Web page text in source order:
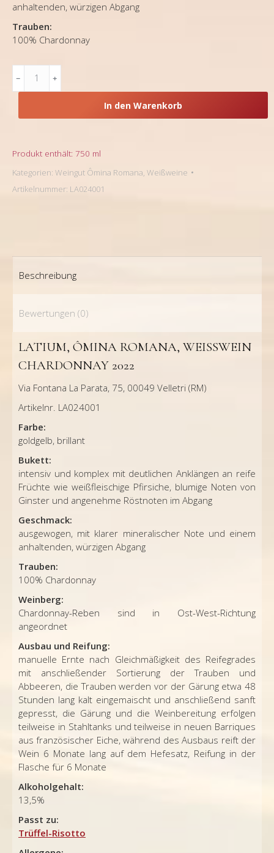
anhaltenden, würzigen Abgang
Trauben:
100% Chardonnay
Ômina
Menge
In den Warenkorb
Produkt enthält: 750 ml
Kategorien: Weingut Ômina Romana, Weißweine
Artikelnummer: LA024001
Beschreibung
Bewertungen (0)
LATIUM, ÔMINA ROMANA, WEISSWEIN C
HARDONNAY 2022
Via Fontana La Parata, 75, 00049 Velletri (RM)
Artikelnr. LA024001
Farbe:
goldgelb, brillant
Bukett:
intensiv und komplex mit deutlichen Anklängen an reife
Früchte wie weißfleischige Pfirsiche, blumige Noten von
Ginster und angenehme Röstnoten im Abgang
Geschmack:
ausgewogen, mit klarer mineralischer Note und einem
anhaltenden, würzigen Abgang
Trauben:
100% Chardonnay
Weinberg:
Chardonnay-Reben sind in Ost-West-Richtung
angeordnet
Ausbau und Reifung:
manuelle Ernte nach Gleichmäßigkeit des Reifegrades
mit anschließender Sortierung der Trauben und
Abbeeren, die Trauben werden vor der Gärung etwa 48
Stunden lang kalt eingemaischt und anschließend sanft
gepresst, die Gärung und die Weinbereitung erfolgen
teilweise in Stahltanks und teilweise in neuen Barriques
aus französischer Eiche, während des Ausbaus reift der
Wein 6 Monate lang auf dem Hefesatz, Reifung in der
Flasche für 6 Monate
Alkoholgehalt:
13,5%
Passt zu:
Trüffel-Risotto